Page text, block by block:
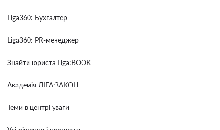
Liga360: Бухгалтер
Liga360: PR-менеджер
Знайти юриста Liga:BOOK
Академія ЛІГА:ЗАКОН
Теми в центрі уваги